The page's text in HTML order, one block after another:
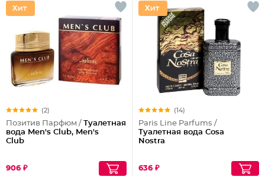
(2)
Позитив Парфюм / Туалетная
вода Men's Club, Men's
Club
906 ₽
(14)
Paris Line Parfums /
Туалетная вода Cosa
Nostra
636 ₽